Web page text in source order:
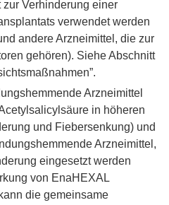
Verhinderung einer
verwendet werden
andere Arzneimittel, die zur
gehören). Siehe Abschnitt
Arzneimittel
in höheren
und Fiebersenkung) und
Arzneimittel,
eingesetzt werden
von EnaHEXAL
die gemeinsame